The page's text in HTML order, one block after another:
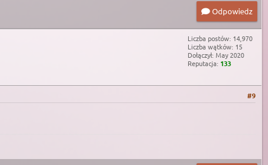
Odpowiedz
Liczba postów: 14,970
Liczba wątków: 15
Dołączył: May 2020
Reputacja: 133
#9